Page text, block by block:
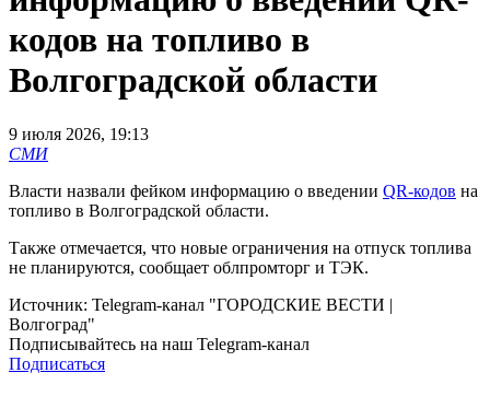
кодов на топливо в
Волгоградской области
9 июля 2026, 19:13
СМИ
Власти назвали фейком информацию о введении QR-кодов на
топливо в Волгоградской области.
Также отмечается, что новые ограничения на отпуск топлива
не планируются, сообщает облпромторг и ТЭК.
Источник: Telegram-канал "ГОРОДСКИЕ ВЕСТИ |
Волгоград"
Подписывайтесь на наш Telegram-канал
Подписаться